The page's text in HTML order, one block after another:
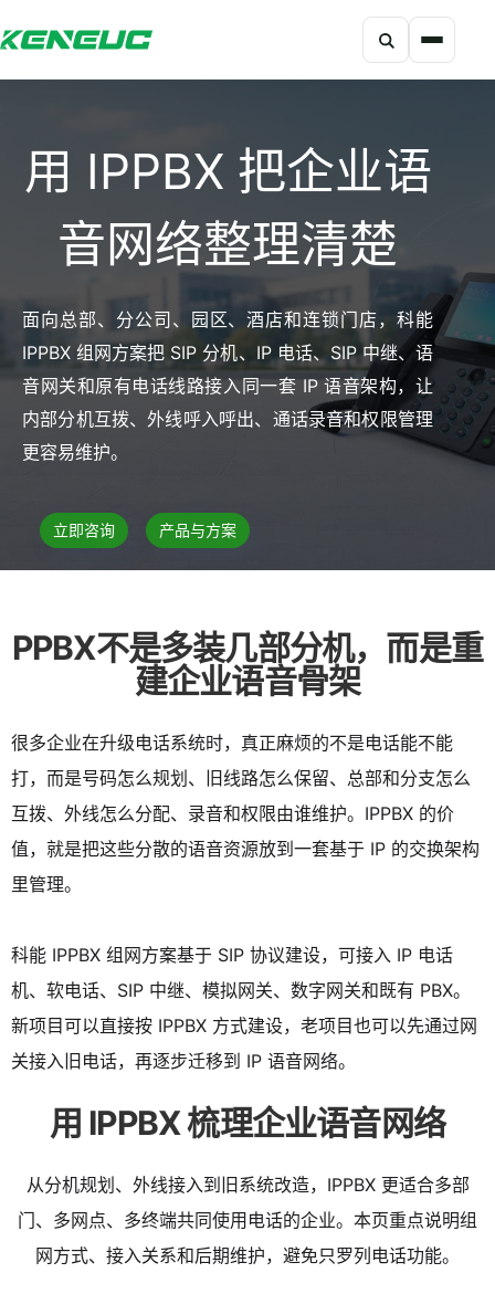
搜索
用 IPPBX 把企业语
音网络整理清楚
面向总部、分公司、园区、酒店和连锁门店，科能
IPPBX 组网方案把 SIP 分机、IP 电话、SIP 中继、语
音网关和原有电话线路接入同一套 IP 语音架构，让
内部分机互拨、外线呼入呼出、通话录音和权限管理
更容易维护。
立即咨询 产品与方案
PPBX不是多装几部分机，而是重
建企业语音骨架
很多企业在升级电话系统时，真正麻烦的不是电话能不能
打，而是号码怎么规划、旧线路怎么保留、总部和分支怎么
互拨、外线怎么分配、录音和权限由谁维护。IPPBX 的价
值，就是把这些分散的语音资源放到一套基于 IP 的交换架构
里管理。
科能 IPPBX 组网方案基于 SIP 协议建设，可接入 IP 电话
机、软电话、SIP 中继、模拟网关、数字网关和既有 PBX。
新项目可以直接按 IPPBX 方式建设，老项目也可以先通过网
关接入旧电话，再逐步迁移到 IP 语音网络。
用 IPPBX 梳理企业语音网络
从分机规划、外线接入到旧系统改造，IPPBX 更适合多部
门、多网点、多终端共同使用电话的企业。本页重点说明组
网方式、接入关系和后期维护，避免只罗列电话功能。